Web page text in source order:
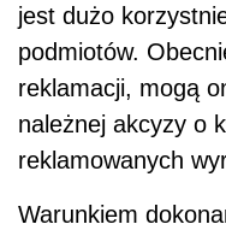
jest dużo
podmiotów.
reklamacji, mogą
należnej akcyzy o
reklamowanych
Warunkiem